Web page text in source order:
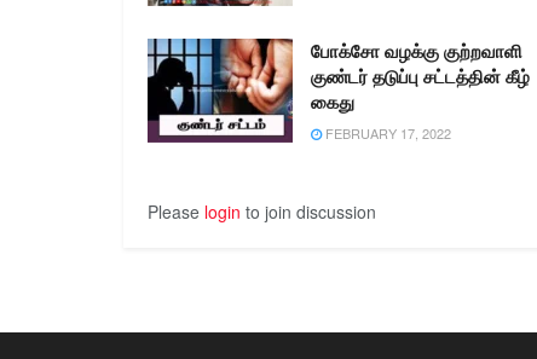
போக்சோ வழக்கு குற்றவாளி
குண்டர் தடுப்பு சட்டத்தின் கீழ்
கைது
FEBRUARY 17, 2022
Please login to join discussion